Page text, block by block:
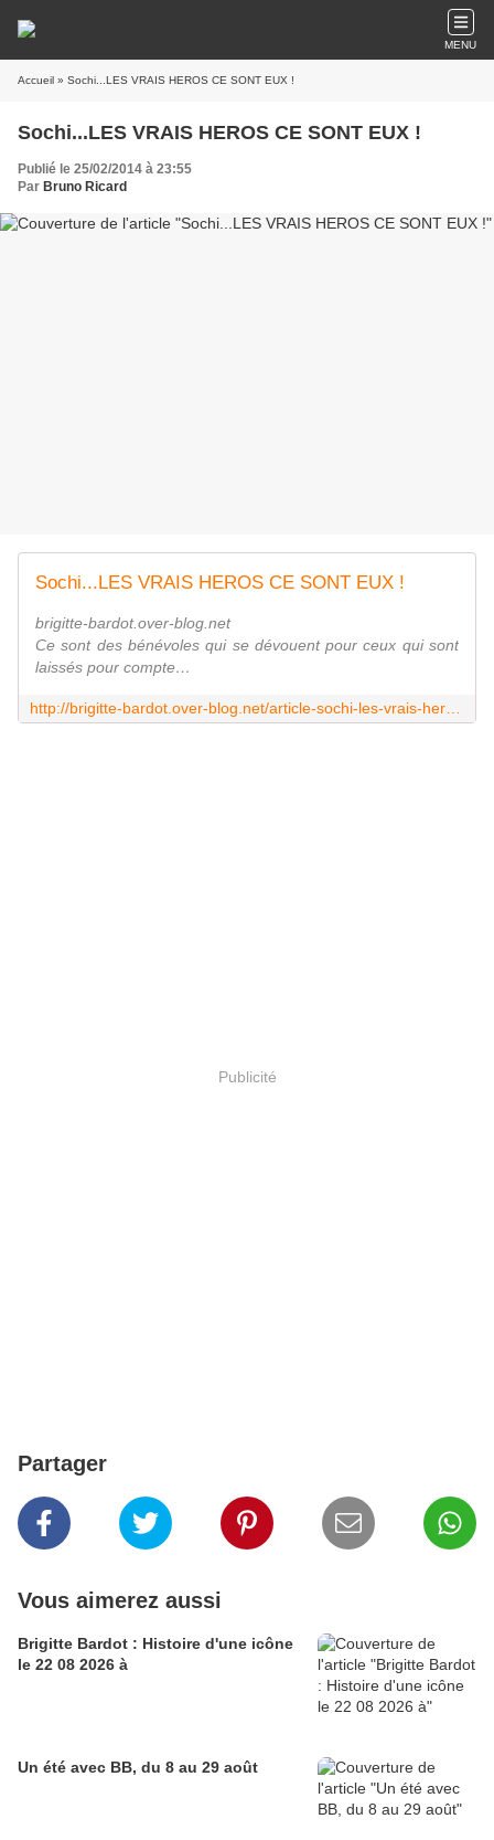
MENU
Accueil » Sochi...LES VRAIS HEROS CE SONT EUX !
Sochi...LES VRAIS HEROS CE SONT EUX !
Publié le 25/02/2014 à 23:55
Par Bruno Ricard
Sochi...LES VRAIS HEROS CE SONT EUX !
brigitte-bardot.over-blog.net
Ce sont des bénévoles qui se dévouent pour ceux qui sont
laissés pour compte…
Publicité
Partager
Vous aimerez aussi
Brigitte Bardot : Histoire d'une icône
le 22 08 2026 à
Un été avec BB, du 8 au 29 août